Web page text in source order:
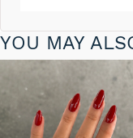
YOU MAY